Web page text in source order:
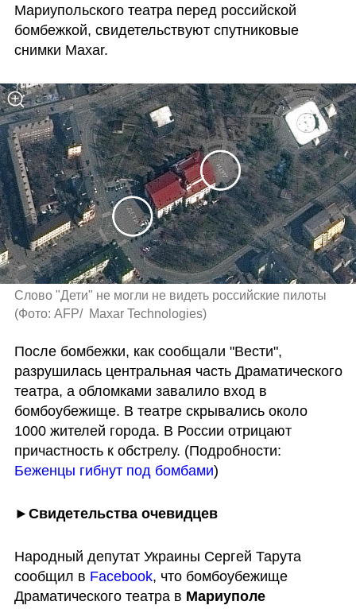
Мариупольского театра перед российской
бомбежкой, свидетельствуют спутниковые
снимки Maxar.
(Фото: AFP/  Maxar Technologies)
После бомбежки, как сообщали "Вести",
разрушилась центральная часть Драматического
театра, а обломками завалило вход в
бомбоубежище. В театре скрывались около
1000 жителей города. В России отрицают
Беженцы гибнут под бомбами)
►Свидетельства очевидцев
Народный депутат Украины Сергей Тарута
сообщил в Facebook, что бомбоубежище
Драматического театра в Мариуполе